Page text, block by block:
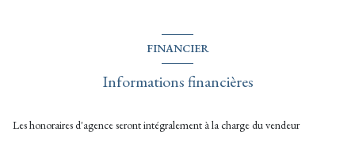
Chauffage individuel : convecteur (electrique)
exposition Sud-Ouest
FINANCIER
Informations financières
Les honoraires d'agence seront intégralement à la charge du vendeur